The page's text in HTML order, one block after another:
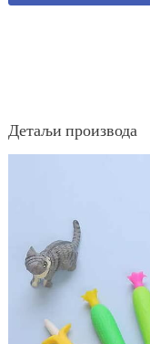
Детаљи производа